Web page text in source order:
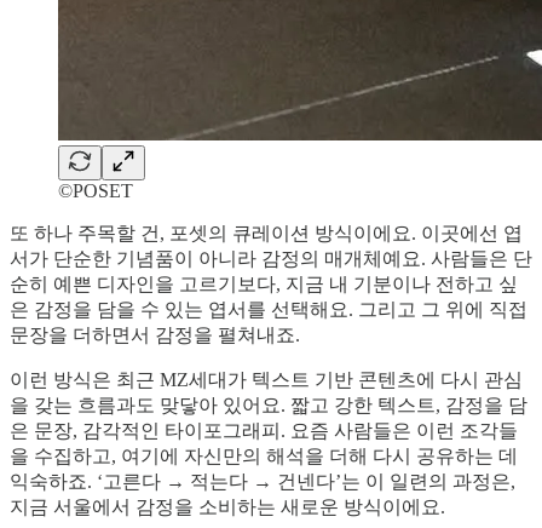
©POSET
또 하나 주목할 건, 포셋의 큐레이션 방식이에요. 이곳에선 엽
서가 단순한 기념품이 아니라 감정의 매개체예요. 사람들은 단
순히 예쁜 디자인을 고르기보다, 지금 내 기분이나 전하고 싶
은 감정을 담을 수 있는 엽서를 선택해요. 그리고 그 위에 직접
문장을 더하면서 감정을 펼쳐내죠.
이런 방식은 최근 MZ세대가 텍스트 기반 콘텐츠에 다시 관심
을 갖는 흐름과도 맞닿아 있어요. 짧고 강한 텍스트, 감정을 담
은 문장, 감각적인 타이포그래피. 요즘 사람들은 이런 조각들
을 수집하고, 여기에 자신만의 해석을 더해 다시 공유하는 데
익숙하죠. ‘고른다 → 적는다 → 건넨다’는 이 일련의 과정은,
지금 서울에서 감정을 소비하는 새로운 방식이에요.